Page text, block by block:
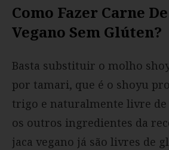
Como Fazer Carne
Vegano Sem Glúten?
Basta substituir o molho
por tamari, que é o shoyu
trigo e naturalmente livre de
os outros ingredientes da
jaca vegano já são livres de